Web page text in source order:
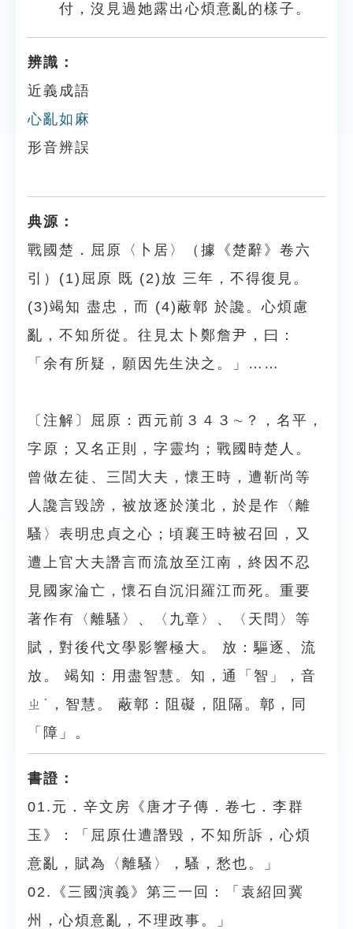
付，沒見過她露出心煩意亂的樣子。
辨識：
近義成語
心亂如麻
形音辨誤
典源：
戰國楚．屈原〈卜居〉（據《楚辭》卷六
引）(1)屈原 既 (2)放 三年，不得復見。
(3)竭知 盡忠，而 (4)蔽鄣 於讒。心煩慮
亂，不知所從。往見太卜鄭詹尹，曰：
「余有所疑，願因先生決之。」……
〔注解〕屈原：西元前３４３∼？，名平，
字原；又名正則，字靈均；戰國時楚人。
曾做左徒、三閭大夫，懷王時，遭靳尚等
人讒言毀謗，被放逐於漢北，於是作〈離
騷〉表明忠貞之心；頃襄王時被召回，又
遭上官大夫譖言而流放至江南，終因不忍
見國家淪亡，懷石自沉汩羅江而死。重要
著作有〈離騷〉、〈九章〉、〈天問〉等
賦，對後代文學影響極大。 放：驅逐、流
放。 竭知：用盡智慧。知，通「智」，音
ㄓˋ，智慧。 蔽鄣：阻礙，阻隔。鄣，同
「障」。
書證：
01.元．辛文房《唐才子傳．卷七．李群
玉》：「屈原仕遭譖毀，不知所訴，心煩
意亂，賦為〈離騷〉，騷，愁也。」
02.《三國演義》第三一回：「袁紹回冀
州，心煩意亂，不理政事。」